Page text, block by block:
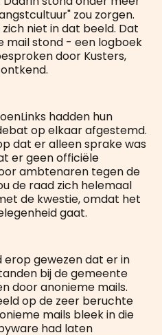
zou zorgen.
niet in dat beeld. Dat
mail stond - een logboek
door Kusters,
hadden hun
op elkaar afgestemd.
dat er alleen sprake was
er geen officiële
ambtenaren tegen de
de raad zich helemaal
de kwestie, omdat het
gaat.
gewezen dat er in
bij de gemeente
door anonieme mails.
op de zeer beruchte
mails bleek in die
had laten